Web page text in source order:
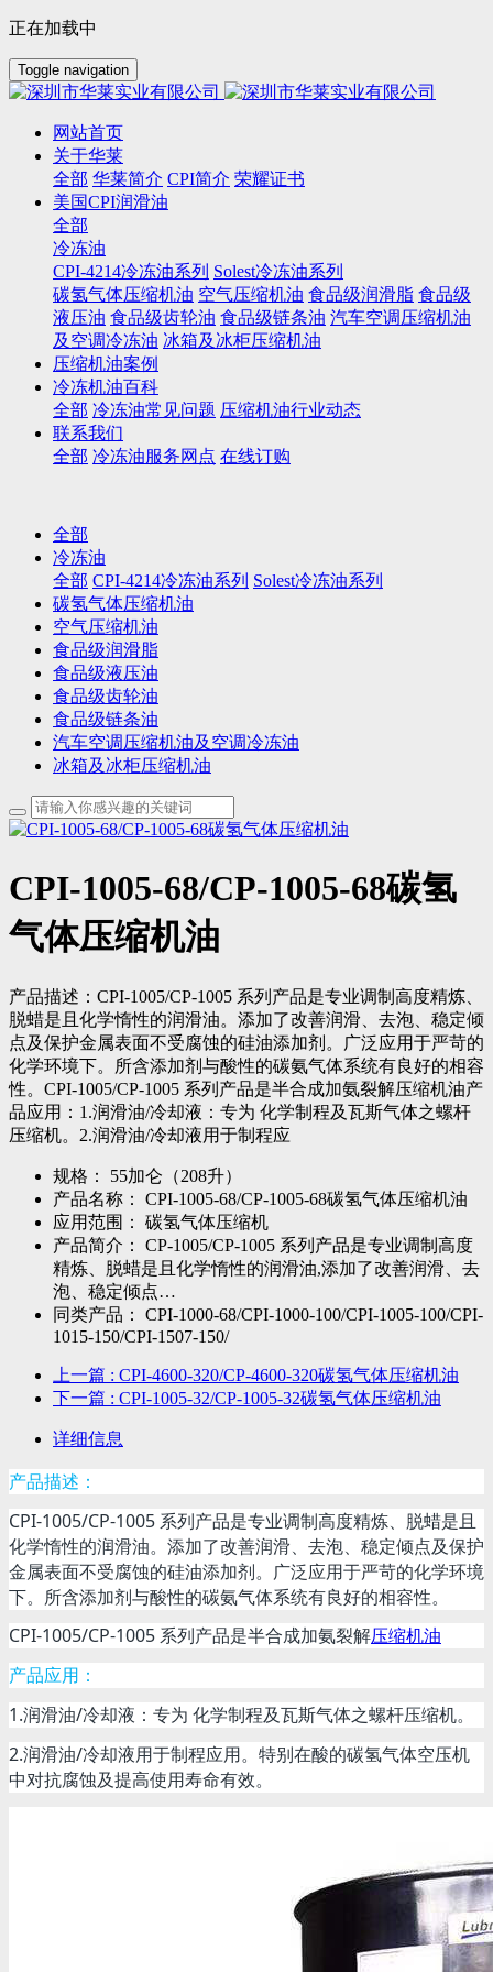
正在加载中
Toggle navigation
网站首页
关于华莱
全部 华莱简介 CPI简介 荣耀证书
美国CPI润滑油
全部
冷冻油
CPI-4214冷冻油系列 Solest冷冻油系列
碳氢气体压缩机油 空气压缩机油 食品级润滑脂 食品级
液压油 食品级齿轮油 食品级链条油 汽车空调压缩机油
及空调冷冻油 冰箱及冰柜压缩机油
压缩机油案例
冷冻机油百科
全部 冷冻油常见问题 压缩机油行业动态
联系我们
全部 冷冻油服务网点 在线订购
全部
冷冻油
全部 CPI-4214冷冻油系列 Solest冷冻油系列
碳氢气体压缩机油
空气压缩机油
食品级润滑脂
食品级液压油
食品级齿轮油
食品级链条油
汽车空调压缩机油及空调冷冻油
冰箱及冰柜压缩机油
CPI-1005-68/CP-1005-68碳氢
气体压缩机油
产品描述：CPI-1005/CP-1005 系列产品是专业调制高度精炼、
脱蜡是且化学惰性的润滑油。添加了改善润滑、去泡、稳定倾
点及保护金属表面不受腐蚀的硅油添加剂。广泛应用于严苛的
化学环境下。所含添加剂与酸性的碳氨气体系统有良好的相容
性。CPI-1005/CP-1005 系列产品是半合成加氨裂解压缩机油产
品应用：1.润滑油/冷却液：专为 化学制程及瓦斯气体之螺杆
压缩机。2.润滑油/冷却液用于制程应
规格：
55加仑（208升）
产品名称：
CPI-1005-68/CP-1005-68碳氢气体压缩机油
应用范围：
碳氢气体压缩机
产品简介：
CP-1005/CP-1005 系列产品是专业调制高度
精炼、脱蜡是且化学惰性的润滑油,添加了改善润滑、去
泡、稳定倾点…
同类产品：
CPI-1000-68/CPI-1000-100/CPI-1005-100/CPI-
1015-150/CPI-1507-150/
上一篇 : CPI-4600-320/CP-4600-320碳氢气体压缩机油
下一篇 : CPI-1005-32/CP-1005-32碳氢气体压缩机油
详细信息
产品描述：
CPI-1005/CP-1005 系列产品是专业调制高度精炼、脱蜡是且
化学惰性的润滑油。添加了改善润滑、去泡、稳定倾点及保护
金属表面不受腐蚀的硅油添加剂。广泛应用于严苛的化学环境
下。所含添加剂与酸性的碳氨气体系统有良好的相容性。
CPI-1005/CP-1005 系列产品是半合成加氨裂解压缩机油
产品应用：
1.润滑油/冷却液：专为 化学制程及瓦斯气体之螺杆压缩机。
2.润滑油/冷却液用于制程应用。特别在酸的碳氢气体空压机
中对抗腐蚀及提高使用寿命有效。